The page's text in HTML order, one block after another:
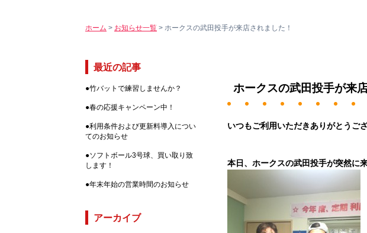
ホーム > お知らせ一覧 > ホークスの武田投手が来店されました！
最近の記事
●竹バットで練習しませんか？
●春の応援キャンペーン中！
●利用条件および更新料導入につい
てのお知らせ
●ソフトボール3号球、買い取り致
します！
●年末年始の営業時間のお知らせ
アーカイブ
ホークスの武田投手が来
いつもご利用いただきありがとうござ
本日、ホークスの武田投手が突然に